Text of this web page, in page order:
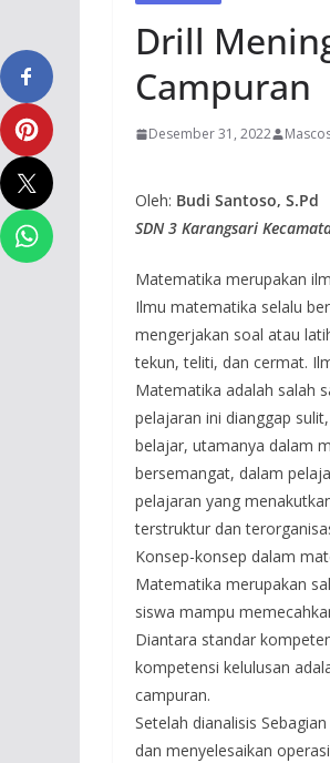
Drill
Campuran
Desember 31, 2022
Oleh: Budi Santoso, S.Pd
SDN 3 Karangsari
Matematika merupakan
Ilmu matematika selalu
mengerjakan soal atau
tekun, teliti, dan cermat.
Matematika adalah salah
pelajaran ini dianggap
belajar, utamanya dalam
bersemangat, dalam
pelajaran yang
terstruktur dan
Konsep-konsep dalam
Matematika merupakan
siswa mampu
Diantara standar
kompetensi kelulusan
campuran.
Setelah dianalisis
dan menyelesaikan